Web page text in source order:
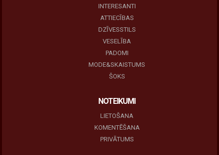
INTERESANTI
ATTIECĪBAS
DZĪVESSTILS
VESELĪBA
PADOMI
MODE&SKAISTUMS
ŠOKS
NOTEIKUMI
LIETOŠANA
KOMENTĒŠANA
PRIVĀTUMS